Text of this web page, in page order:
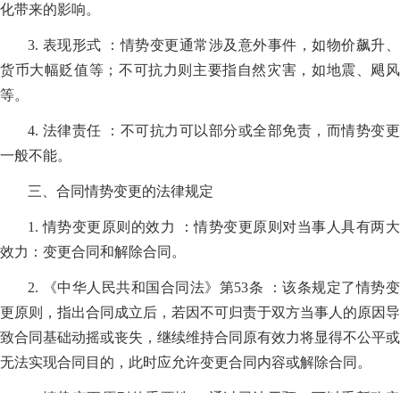
化带来的影响。
3. 表现形式 ：情势变更通常涉及意外事件，如物价飙升、
货币大幅贬值等；不可抗力则主要指自然灾害，如地震、飓风
等。
4. 法律责任 ：不可抗力可以部分或全部免责，而情势变更
一般不能。
三、合同情势变更的法律规定
1. 情势变更原则的效力 ：情势变更原则对当事人具有两大
效力：变更合同和解除合同。
2. 《中华人民共和国合同法》第53条 ：该条规定了情势变
更原则，指出合同成立后，若因不可归责于双方当事人的原因导
致合同基础动摇或丧失，继续维持合同原有效力将显得不公平或
无法实现合同目的，此时应允许变更合同内容或解除合同。